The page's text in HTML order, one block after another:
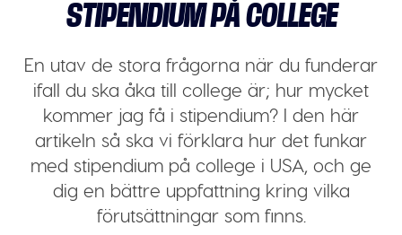
STIPENDIUM PÅ COLLEGE
En utav de stora frågorna när du funderar
ifall du ska åka till college är; hur mycket
kommer jag få i stipendium? I den här
artikeln så ska vi förklara hur det funkar
med stipendium på college i USA, och ge
dig en bättre uppfattning kring vilka
förutsättningar som finns.